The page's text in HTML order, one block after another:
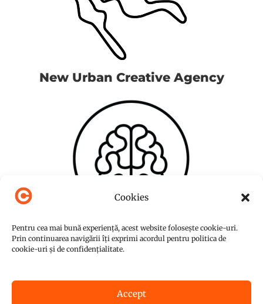
Cookies
Pentru cea mai bună experiență, acest website folosește cookie-uri.
Prin continuarea navigării îți exprimi acordul pentru politica de
cookie-uri și de confidențialitate.
Accept
New Urban Creative Agency